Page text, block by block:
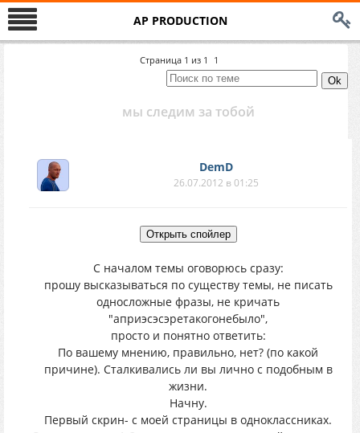
AP PRODUCTION
Страница 1 из 1 1
мы следим за тобой
DemD
26.07.2012 в 01:25
С началом темы оговорюсь сразу:
прошу высказываться по существу темы, не писать
односложные фразы, не кричать
"априэсэсэретакогонебыло",
просто и понятно ответить:
По вашему мнению, правильно, нет? (по какой
причине). Сталкивались ли вы лично с подобным в
жизни.
Начну.
Первый скрин- с моей страницы в одноклассниках.